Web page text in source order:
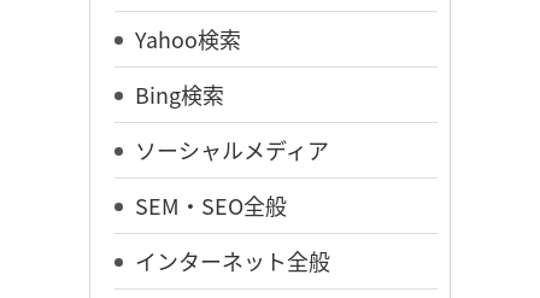
Yahoo検索
Bing検索
ソーシャルメディア
SEM・SEO全般
インターネット全般